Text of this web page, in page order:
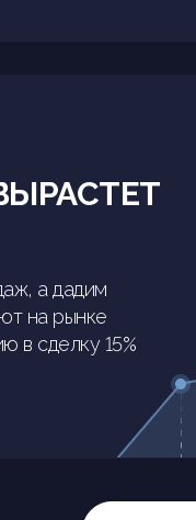
а дадим
на рынке
в сделку 15%